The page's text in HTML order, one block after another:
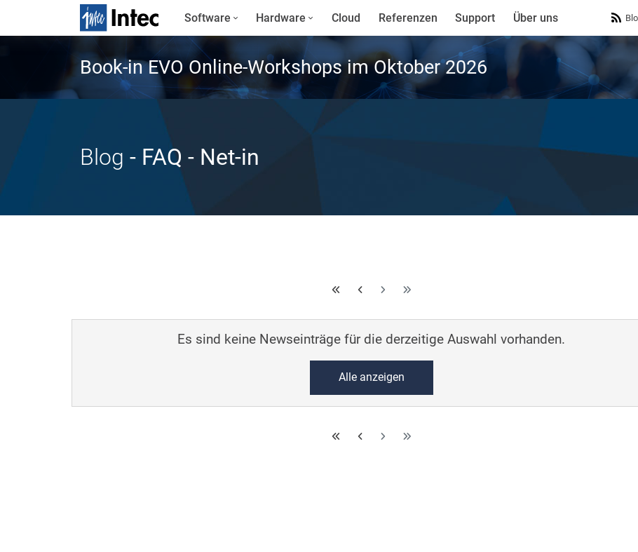
Software Hardware Cloud Referenzen Support Über uns
Book-in EVO Online-Workshops im Oktober 2026
Blog - FAQ - Net-in
Es sind keine Newseinträge für die derzeitige Auswahl vorhanden.
Alle anzeigen